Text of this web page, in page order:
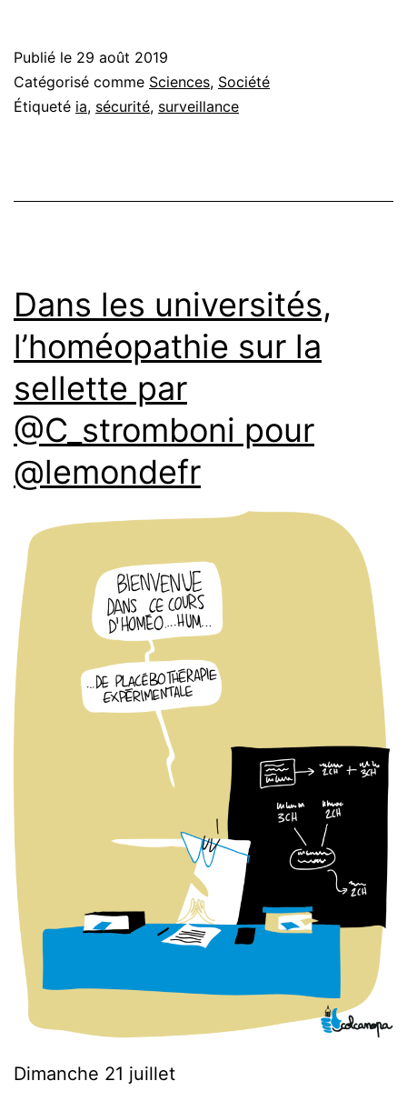
Publié le 29 août 2019
Catégorisé comme Sciences, Société
Étiqueté ia, sécurité, surveillance
Dans les universités,
l’homéopathie sur la
sellette par
@C_stromboni pour
@lemondefr
Dimanche 21 juillet